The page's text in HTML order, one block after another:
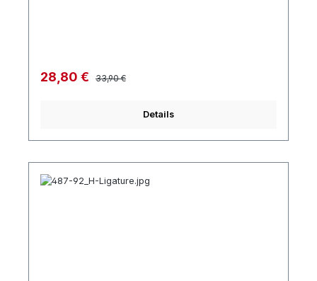
Verkaufspreis:
28,80 € Regulärer Preis:
33,90 €
Details